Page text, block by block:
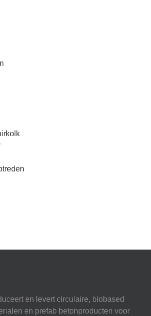
en levert circulaire, biobased
en prefab betonproducten voor